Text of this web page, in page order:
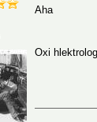
Aha
Oxi